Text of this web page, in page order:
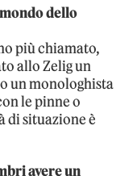
dello
più chiamato,
allo Zelig un
un monologhista
le pinne o
di situazione è
avere un